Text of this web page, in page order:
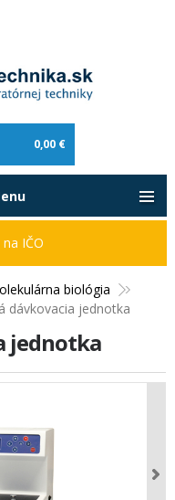
0,00 €
biológia
dávkovacia jednotka
jednotka
IČO